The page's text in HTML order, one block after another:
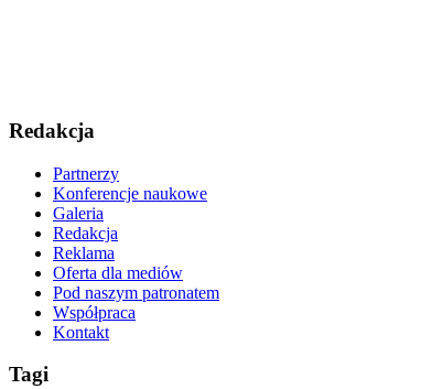
Redakcja
Partnerzy
Konferencje naukowe
Galeria
Redakcja
Reklama
Oferta dla mediów
Pod naszym patronatem
Współpraca
Kontakt
Tagi